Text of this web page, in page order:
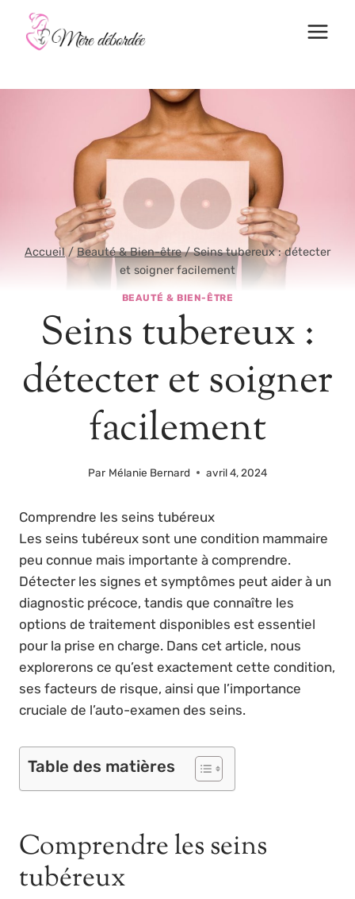
contenu
Accueil / Beauté & Bien-être / Seins tubereux : détecter
et soigner facilement
BEAUTÉ & BIEN-ÊTRE
Seins tubereux :
détecter et soigner
facilement
Par Mélanie Bernard avril 4, 2024
Comprendre les seins tubéreux
Les seins tubéreux sont une condition mammaire
peu connue mais importante à comprendre.
Détecter les signes et symptômes peut aider à un
diagnostic précoce, tandis que connaître les
options de traitement disponibles est essentiel
pour la prise en charge. Dans cet article, nous
explorerons ce qu’est exactement cette condition,
ses facteurs de risque, ainsi que l’importance
cruciale de l’auto-examen des seins.
Table des matières
Comprendre les seins
tubéreux